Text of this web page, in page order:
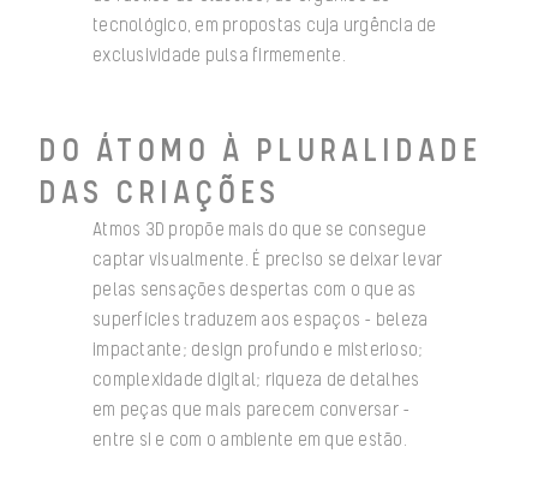
tecnológico, em propostas cuja urgência de
exclusividade pulsa firmemente.
DO ÁTOMO À PLURALIDADE
DAS CRIAÇÕES
Atmos 3D propõe mais do que se consegue
captar visualmente. É preciso se deixar levar
pelas sensações despertas com o que as
superfícies traduzem aos espaços – beleza
impactante; design profundo e misterioso;
complexidade digital; riqueza de detalhes
em peças que mais parecem conversar –
entre si e com o ambiente em que estão.